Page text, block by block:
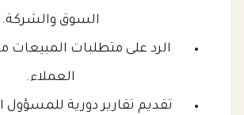
السوق والشركة.
الرد على متطلبات المبيعات
العملاء.
تقديم تقارير دورية